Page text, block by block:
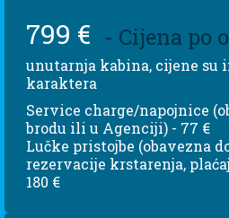
799 € - Cijena po
unutarnja kabina, cijene
karaktera
Service charge/napojnice
brodu ili u Agenciji) - 77 €
Lučke pristojbe (obavezna
rezervacije krstarenja,
180 €